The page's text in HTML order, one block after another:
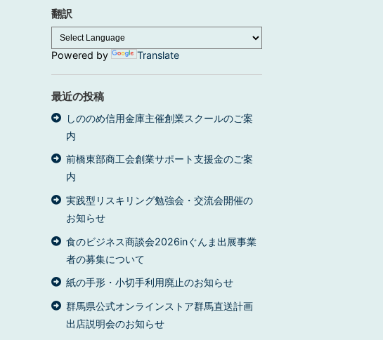
翻訳
Powered by Translate
最近の投稿
しののめ信用金庫主催創業スクールのご案
内
前橋東部商工会創業サポート支援金のご案
内
実践型リスキリング勉強会・交流会開催の
お知らせ
食のビジネス商談会2026inぐんま出展事業
者の募集について
紙の手形・小切手利用廃止のお知らせ
群馬県公式オンラインストア群馬直送計画
出店説明会のお知らせ